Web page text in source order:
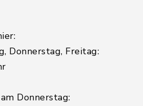
Donnerstag, Freitag:
Donnerstag: